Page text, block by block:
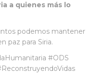
a quienes más lo
podemos mantener
paz para Siria.
#ODS